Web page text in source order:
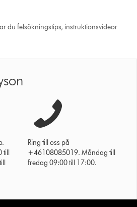
du felsökningstips, instruktionsvideor
Ring till oss på
+46108085019. Måndag till
fredag 09:00 till 17:00.